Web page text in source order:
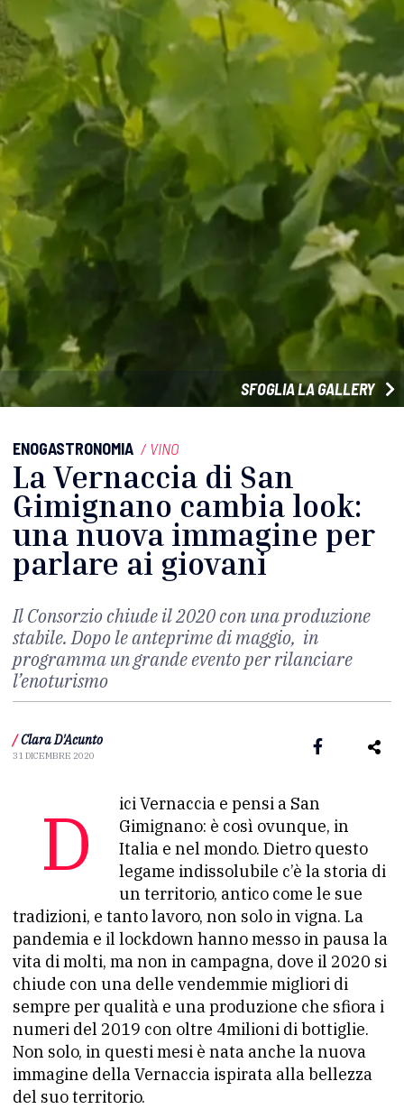
SFOGLIA LA GALLERY
ENOGASTRONOMIA / VINO
La Vernaccia di San
Gimignano cambia look:
una nuova immagine per
parlare ai giovani
Il Consorzio chiude il 2020 con una produzione
stabile. Dopo le anteprime di maggio, in
programma un grande evento per rilanciare
l’enoturismo
/ Clara D'Acunto
31 DICEMBRE 2020
Dici Vernaccia e pensi a San
Gimignano: è così ovunque, in
Italia e nel mondo. Dietro questo
legame indissolubile c’è la storia di
un territorio, antico come le sue
tradizioni, e tanto lavoro, non solo in vigna. La
pandemia e il lockdown hanno messo in pausa la
vita di molti, ma non in campagna, dove il 2020 si
chiude con una delle vendemmie migliori di
sempre per qualità e una produzione che sfiora i
numeri del 2019 con oltre 4milioni di bottiglie.
Non solo, in questi mesi è nata anche la nuova
immagine della Vernaccia ispirata alla bellezza
del suo territorio.